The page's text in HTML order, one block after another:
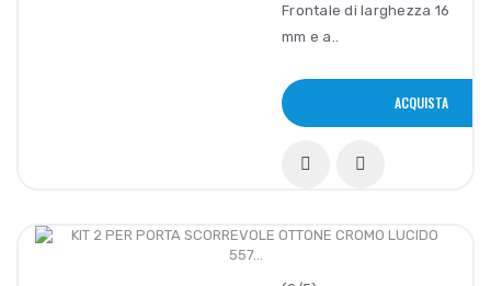
Frontale di larghezza 16
mm e a..
ACQUISTA